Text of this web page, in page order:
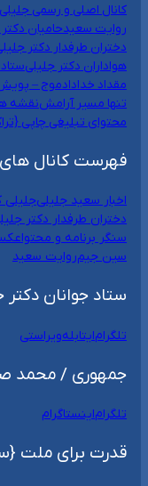
کانال اصلی و رسمی جلیلی
روایت سعیدحامیان
دختران طرفدار دکتر
هواداران دکتر جلیلی
مقداد خدادادموج – پویش
تنها مسیر آرامشنقشه
محتوای تبلیغی چاپی
فهرست کانال های
اخبار سعید جلیلی
دختران طرفدار دکتر
سنگر برنامه و محتوا
سین جیمروایت سعید
ستاد جوانان دکتر
تلگرامایتابلهویراستی
جمهوری / محمد
تلگراماینستاگرام
قدرت برای ملت